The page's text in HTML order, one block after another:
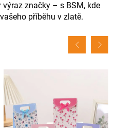
výraz značky – s BSM, kde
příběhu v zlatě.